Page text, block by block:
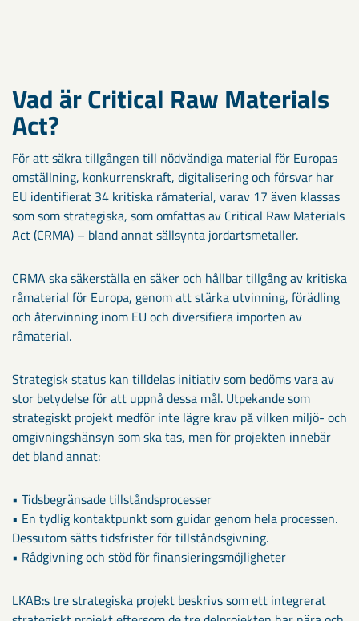
Vad är Critical Raw Materials
Act?
För att säkra tillgången till nödvändiga material för Europas
omställning, konkurrenskraft, digitalisering och försvar har
EU identifierat 34 kritiska råmaterial, varav 17 även klassas
som som strategiska, som omfattas av Critical Raw Materials
Act (CRMA) – bland annat sällsynta jordartsmetaller.
CRMA ska säkerställa en säker och hållbar tillgång av kritiska
råmaterial för Europa, genom att stärka utvinning, förädling
och återvinning inom EU och diversifiera importen av
råmaterial.
Strategisk status kan tilldelas initiativ som bedöms vara av
stor betydelse för att uppnå dessa mål. Utpekande som
strategiskt projekt medför inte lägre krav på vilken miljö- och
omgivningshänsyn som ska tas, men för projekten innebär
det bland annat:
• Tidsbegränsade tillståndsprocesser
• En tydlig kontaktpunkt som guidar genom hela processen.
Dessutom sätts tidsfrister för tillståndsgivning.
• Rådgivning och stöd för finansieringsmöjligheter
LKAB:s tre strategiska projekt beskrivs som ett integrerat